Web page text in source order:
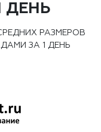
ДЕНЬ
РАЗМЕРОВ
ЗА 1 ДЕНЬ